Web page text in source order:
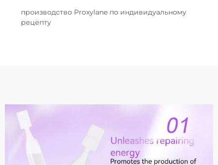
производство Proxylane по индивидуальному
рецепту